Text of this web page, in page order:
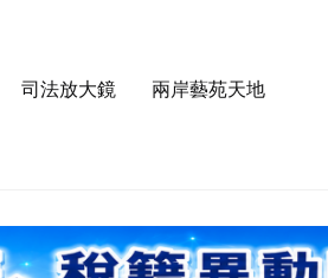
司法放大鏡 兩岸藝苑天地